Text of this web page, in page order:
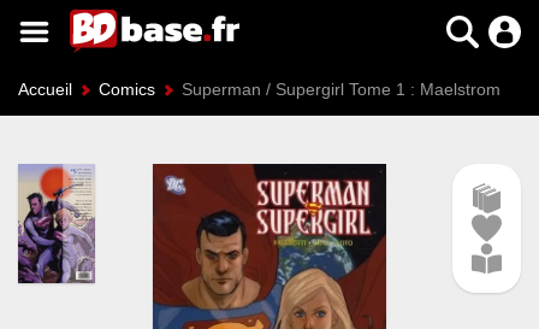
Accueil Comics Superman / Supergirl Tome 1 : Maelstrom